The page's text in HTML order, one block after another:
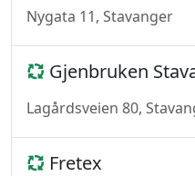
Nygata 11, Stavanger
Gjenbruken
Lagårdsveien 80,
Fretex